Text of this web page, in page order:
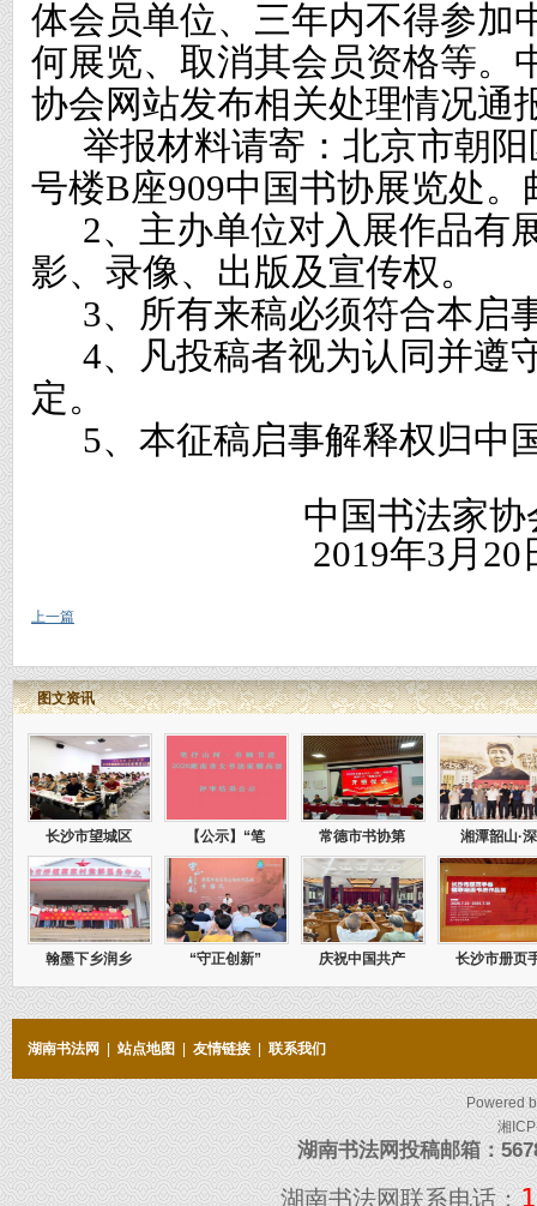
体会员单位、三年内不得参加
何展览、取消其会员资格等。
协会网站发布相关处理情况通
举报材料请寄：北京市朝
号楼B座909中国书协展览处。
2、主办单位对入展作品有
影、录像、出版及宣传权。
3、所有来稿必须符合本启
4、凡投稿者视为认同并遵
定。
5、本征稿启事解释权归中
中国书法家协
2019年3 月 20
上一篇
图文资讯
长沙市望城区 【公示】“笔 常德市书协第 湘潭韶山·
翰墨下乡润乡 “守正创新” 庆祝中国共产 长沙市册页
湖南书法网 | 站点地图 | 友情链接 | 联系我们
Powered
湘
湖南书法网投稿邮箱：
湖南书法网联系电话：